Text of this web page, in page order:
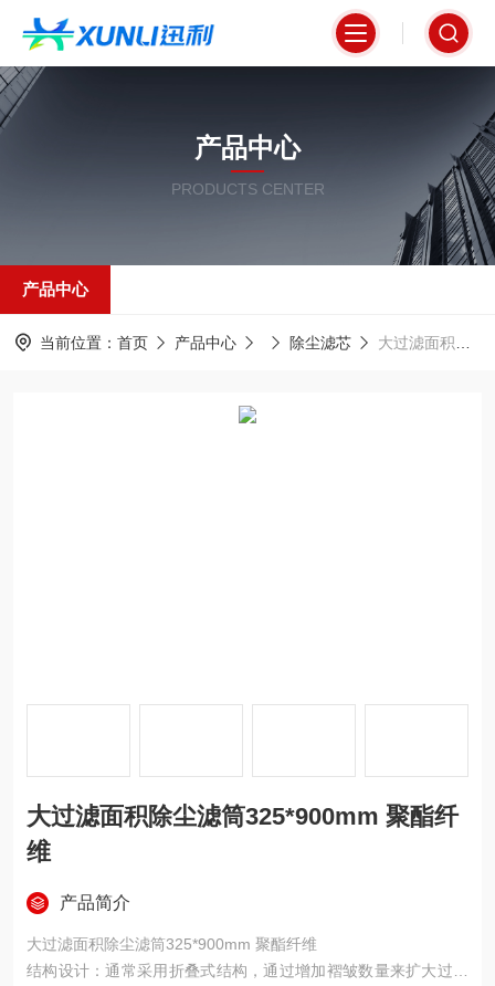
产品中心
PRODUCTS CENTER
产品中心
当前位置： 首页 产品中心 除尘滤芯 大过滤面积除尘滤筒325*900mm 聚酯纤维
大过滤面积除尘滤筒325*900mm 聚酯纤
维
产品简介
大过滤面积除尘滤筒325*900mm 聚酯纤维
结构设计：通常采用折叠式结构，通过增加褶皱数量来扩大过滤